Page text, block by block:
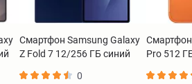
Смартфон Samsung Galaxy
Z Fold 7 12/256 ГБ синий
0
Pro 512